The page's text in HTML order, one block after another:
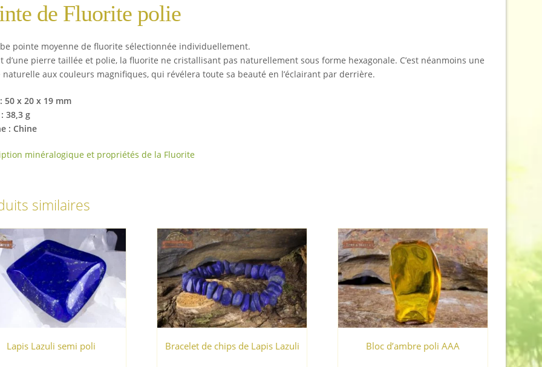
de Fluorite polie
pointe moyenne de fluorite sélectionnée individuellement.
d’une pierre taillée et polie, la fluorite ne cristallisant pas naturellement sous forme hexagonale. C’est néanmoins une
aux couleurs magnifiques, qui révélera toute sa beauté en l’éclairant par derrière.
50 x 20 x 19 mm
38,3 g
: Chine
minéralogique et propriétés de la Fluorite
similaires
Lapis Lazuli semi poli Bracelet de chips de Lapis Lazuli Bloc d’ambre poli AAA